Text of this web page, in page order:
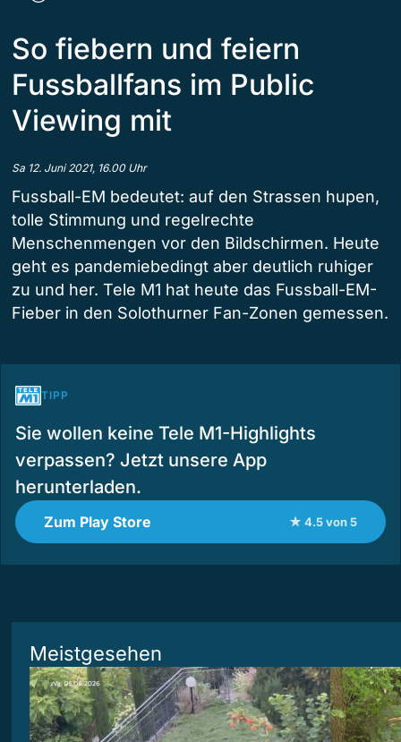
So fiebern und feiern
Fussballfans im Public
Viewing mit
Sa 12. Juni 2021, 16.00 Uhr
Fussball-EM bedeutet: auf den Strassen hupen,
tolle Stimmung und regelrechte
Menschenmengen vor den Bildschirmen. Heute
geht es pandemiebedingt aber deutlich ruhiger
zu und her. Tele M1 hat heute das Fussball-EM-
Fieber in den Solothurner Fan-Zonen gemessen.
TIPP
Sie wollen keine Tele M1-Highlights
verpassen? Jetzt unsere App
herunterladen.
Zum Play Store ★ 4.5 von 5
Meistgesehen